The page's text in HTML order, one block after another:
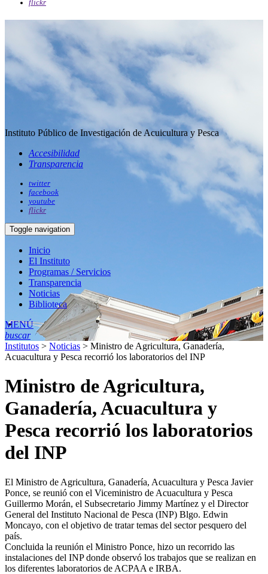
flickr
Instituto Público de Investigación de Acuicultura y Pesca
Accesibilidad
Transparencia
twitter
facebook
youtube
flickr
Toggle navigation
Inicio
El Instituto
Programas / Servicios
Transparencia
Noticias
Biblioteca
MENÚ
buscar
Institutos > Noticias > Ministro de Agricultura, Ganadería,
Acuacultura y Pesca recorrió los laboratorios del INP
Ministro de Agricultura,
Ganadería, Acuacultura y
Pesca recorrió los laboratorios
del INP
El Ministro de Agricultura, Ganadería, Acuacultura y Pesca Javier
Ponce, se reunió con el Viceministro de Acuacultura y Pesca
Guillermo Morán, el Subsecretario Jimmy Martínez y el Director
General del Instituto Nacional de Pesca (INP) Blgo. Edwin
Moncayo, con el objetivo de tratar temas del sector pesquero del
país.
Concluida la reunión el Ministro Ponce, hizo un recorrido las
instalaciones del INP donde observó los trabajos que se realizan en
los diferentes laboratorios de ACPAA e IRBA.